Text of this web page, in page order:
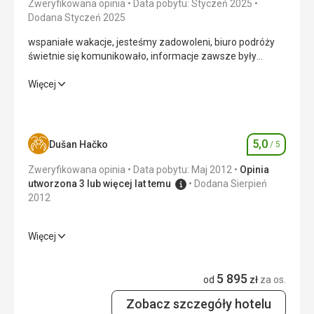
Zweryfikowana opinia
Data pobytu: Styczeń 2025
Dodana Styczeń 2025
wspaniałe wakacje, jesteśmy zadowoleni, biuro podróży
świetnie się komunikowało, informacje zawsze były
jednego błędu....Z pewnością pojadę z nimi ponownie bez
wspaniałe wakacje, jesteśmy zadowoleni, biuro podróży
żadnych zmartwień...
Wyżywienie 5,0
Zakwaterowanie
4,0 / 5
Więcej
Dušan Hačko Ocena
5,0 / 5
Zweryfikowana opinia Data pobytu: Maj 2012
Opinia
utworzona 3 lub więcej lat temu
Dodana Sierpień
2012
5,0 / 5
5,0
Więcej
od 5 895 zł za os.
Zobacz szczegóły hotelu